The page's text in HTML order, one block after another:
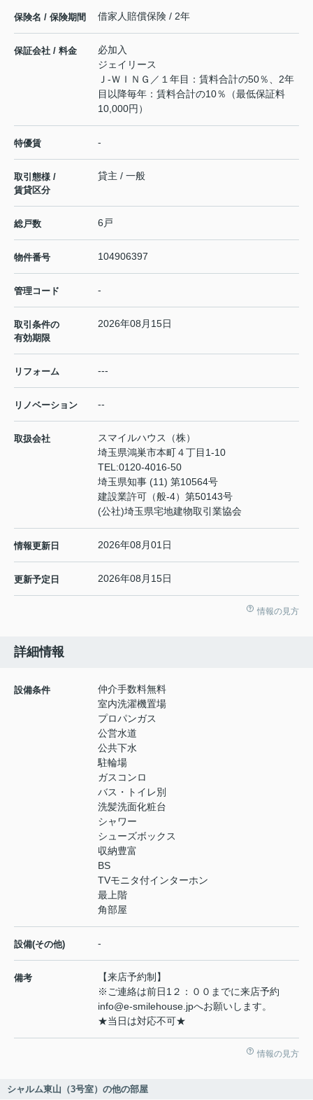
保険名 / 保険期間 借家人賠償保険 / 2年
保証会社 / 料金
必加入
ジェイリース
Ｊ-ＷＩＮＧ／１年目：賃料合計の50％、2年
目以降毎年：賃料合計の10％（最低保証料
10,000円）
特優賃 -
取引態様 /
賃貸区分
貸主 / 一般
総戸数 6戸
物件番号 104906397
管理コード -
取引条件の
有効期限
2026年08月15日
リフォーム ---
リノベーション --
取扱会社
スマイルハウス（株）
埼玉県鴻巣市本町４丁目1-10
TEL:0120-4016-50
埼玉県知事 (11) 第10564号
建設業許可（般-4）第50143号
(公社)埼玉県宅地建物取引業協会
情報更新日 2026年08月01日
更新予定日 2026年08月15日
情報の見方
詳細情報
設備条件
仲介手数料無料
室内洗濯機置場
プロパンガス
公営水道
公共下水
駐輪場
ガスコンロ
バス・トイレ別
洗髪洗面化粧台
シャワー
シューズボックス
収納豊富
BS
TVモニタ付インターホン
最上階
角部屋
設備(その他) -
備考
【来店予約制】
※ご連絡は前日1２：００までに来店予約
info@e-smilehouse.jpへお願いします。
★当日は対応不可★
情報の見方
シャルム東山（3号室）の他の部屋